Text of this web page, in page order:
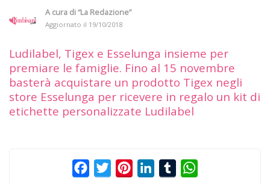
A cura di“La Redazione”
Aggiornato il 19/10/2018
Ludilabel, Tigex e Esselunga insieme per
premiare le famiglie. Fino al 15 novembre
basterà acquistare un prodotto Tigex negli
store Esselunga per ricevere in regalo un kit di
etichette personalizzate Ludilabel
FacebookTwitterPinterestLinkedInTumblr